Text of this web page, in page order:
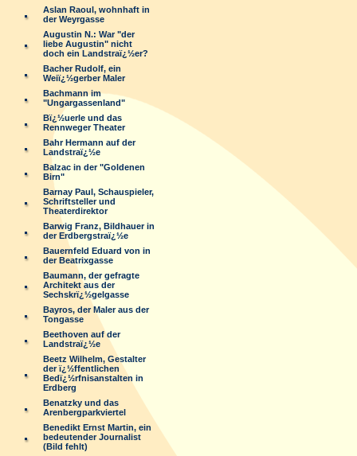
Aslan Raoul, wohnhaft in
der Weyrgasse
Augustin N.: War "der
liebe Augustin" nicht
doch ein Landstraï¿½er?
Bacher Rudolf, ein
Weiï¿½gerber Maler
Bachmann im
"Ungargassenland"
Bï¿½uerle und das
Rennweger Theater
Bahr Hermann auf der
Landstraï¿½e
Balzac in der "Goldenen
Birn"
Barnay Paul, Schauspieler,
Schriftsteller und
Theaterdirektor
Barwig Franz, Bildhauer in
der Erdbergstraï¿½e
Bauernfeld Eduard von in
der Beatrixgasse
Baumann, der gefragte
Architekt aus der
Sechskrï¿½gelgasse
Bayros, der Maler aus der
Tongasse
Beethoven auf der
Landstraï¿½e
Beetz Wilhelm, Gestalter
der ï¿½ffentlichen
Bedï¿½rfnisanstalten in
Erdberg
Benatzky und das
Arenbergparkviertel
Benedikt Ernst Martin, ein
bedeutender Journalist
(Bild fehlt)